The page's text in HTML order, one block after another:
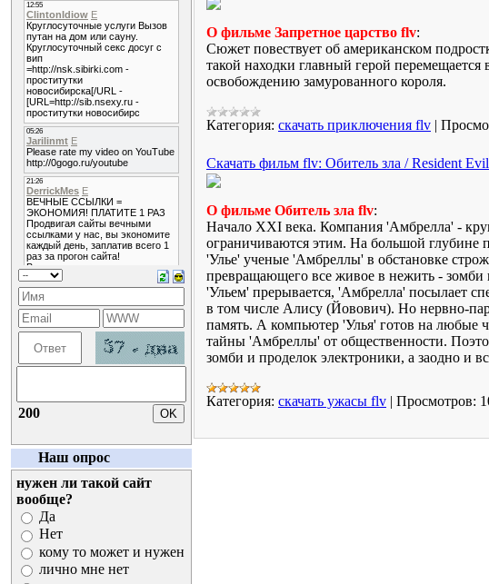
200
Наш опрос
нужен ли такой сайт
вообще?
Да
Нет
кому то может и нужен
лично мне нет
О фильме Запретное царство flv:
Сюжет повествует об американском
такой находки главный герой перемещается
освобождению замурованного короля.
Категория: скачать приключения flv |
Скачать фильм flv: Обитель зла / Resident
О фильме Обитель зла flv:
Нaчало XXI вeка. Компaния 'Амбрeлла' -
огрaничиваются этим. На большой глубине
'Улье' ученые 'Амбреллы' в обстановке
превращающего все живое в нежить - зомби
'Ульем' прерывается, 'Амбрелла' посылает
в том числе Алису (Йовович). Но нервно-
память. А компьютер 'Улья' готов на любые
тайны 'Амбреллы' от общественности.
зомби и проделок электроники, а заодно и
Категория: скачать ужасы flv | Просмотров: